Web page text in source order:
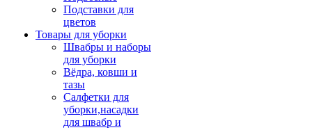
Подставки для
цветов
Товары для уборки
Швабры и наборы
для уборки
Вёдра, ковши и
тазы
Салфетки для
уборки,насадки
для швабр и